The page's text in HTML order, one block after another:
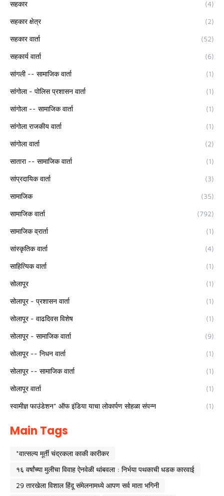
सहकार (4)
सहकार क्षेत्र (2)
सहकार वार्ता (52)
सहकार्य वार्ता (6)
सांगली -- सामाजिक वार्ता (1)
सांगोला - पोलिस प्रशासन वार्ता (1)
सांगोला -- सामाजिक वार्ता (1)
सांगोला राजकीय वार्ता (1)
सांगोला वार्ता (2)
सातारा -- सामाजिक वार्ता (1)
सांप्रदायिक वार्ता (3)
सामाजिक (35)
सामाजिक वार्ता (792)
सामाजिक व्रार्ता (1)
सांस्कृतिक वार्ता (4)
साहित्यिक वार्ता (1)
सोलापूर (1)
सोलापूर - प्रशासन वार्ता (1)
सोलापूर - वाढदिवस विशेष (1)
सोलापूर - सामाजिक वार्ता (9)
सोलापूर -- निधन वार्ता (1)
सोलापूर -- सामाजिक वार्ता (1)
सोलापूर वार्ता (1)
स्वामीज्ञ फाउंडेशन* ऑफ इंडिया याचा लोकार्पण सोहळा संपन्न (1)
Main Tags
*वात्सल्य मूर्ती चंद्रकला काकी कारीकर
१६ वर्षांच्या मुलीचा विवाह ऐनवेळी थांबवला : निर्भया पथकाची धडक कारवाई
29 तारखेला विशाल हिंदू संमेलनामध्ये आपण सर्व माता भगिनी